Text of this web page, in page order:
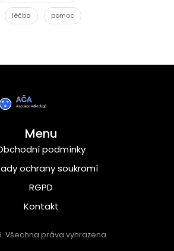
léčba pomoc
Menu
podmínky
ochrany soukromí
RGPD
Kontakt
Všechna práva vyhrazena.